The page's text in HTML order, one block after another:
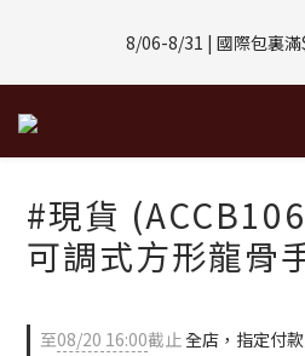
(數量有限售
8/06-8/31 | 國際包裏
8/08-8/10 | 全館任選3
8/01-8/31 | 任選2件CUBOX正價商
(數量有限售
#現貨
可調式方形龍骨
至08/20 16:00截止全店，指定付